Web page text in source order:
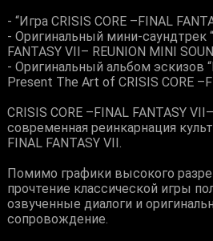
- “Игра CRISIS CORE –FINAL
- Оригинальный мини-саундтрек
FANTASY VII– REUNION MINI
- Оригинальный альбом эскизов
Present The Art of CRISIS CORE
CRISIS CORE –FINAL FANTASY
современная реинкарнация
FINAL FANTASY VII.
Помимо графики высокого
прочтение классической игры
озвученные диалоги и
сопровождение.